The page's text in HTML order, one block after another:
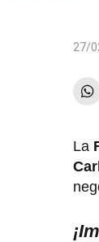
27/
La